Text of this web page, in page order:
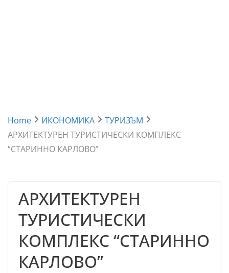
Home ИКОНОМИКА
ТУРИЗЪМ
АРХИТЕКТУРЕН ТУРИСТИЧЕСКИ КОМПЛЕКС
“СТАРИННО КАРЛОВО”
АРХИТЕКТУРЕН
ТУРИСТИЧЕСКИ
КОМПЛЕКС “СТАРИННО
КАРЛОВО”